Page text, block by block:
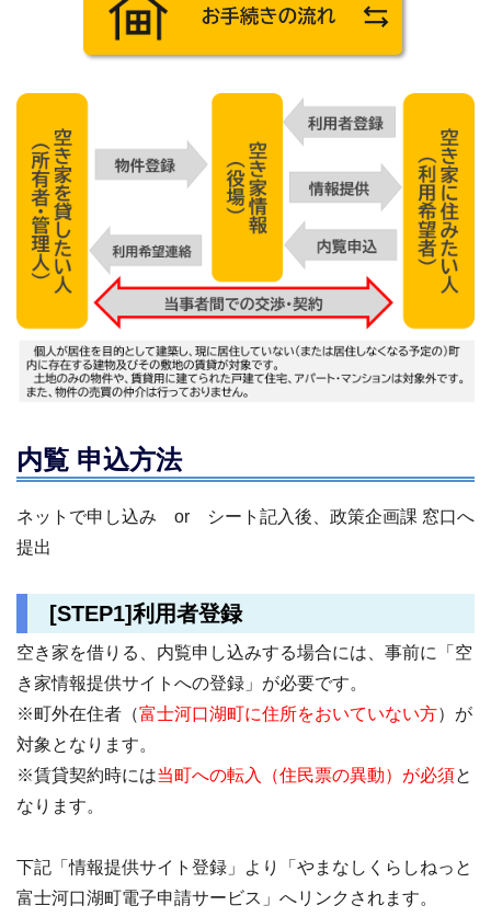
内覧 申込方法
ネットで申し込み or シート記入後、政策企画課 窓口へ
提出
[STEP1]利用者登録
空き家を借りる、内覧申し込みする場合には、事前に「空
き家情報提供サイトへの登録」が必要です。
※町外在住者（富士河口湖町に住所をおいていない方）が
対象となります。
※賃貸契約時には当町への転入（住民票の異動）が必須と
なります。
下記「情報提供サイト登録」より「やまなしくらしねっと
富士河口湖町電子申請サービス」へリンクされます。